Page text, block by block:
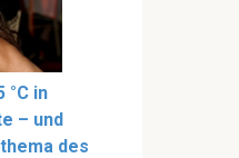
°C in
– und
des